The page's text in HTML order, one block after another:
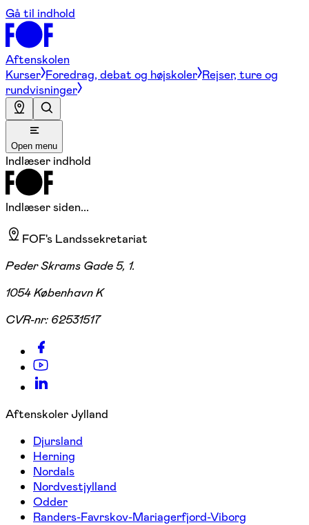
Gå til indhold
Aftenskolen
Kurser Foredrag, debat og højskoler Rejser, ture og
rundvisninger
Open menu
Indlæser indhold
Indlæser siden...
FOF's Landssekretariat
Peder Skrams Gade 5, 1.
1054 København K
CVR-nr: 62531517
Aftenskoler Jylland
Djursland
Herning
Nordals
Nordvestjylland
Odder
Randers-Favrskov-Mariagerfjord-Viborg